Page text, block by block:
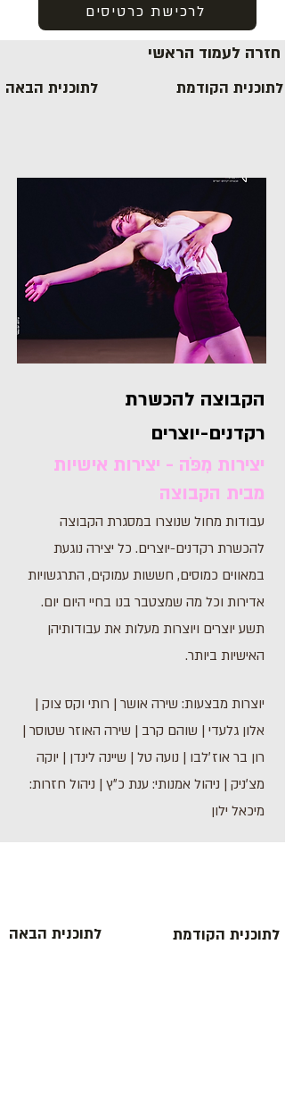
לרכישת כרטיסים
חזרה לעמוד הראשי
לתוכנית הבאה לתוכנית הקודמת
הקבוצה להכשרת
רקדנים-יוצרים
יצירות מִפֹּה - יצירות אישיות
מבית הקבוצה
עבודות מחול שנוצרו במסגרת הקבוצה
להכשרת רקדנים-יוצרים. כל יצירה נוגעת
במאווים כמוסים, חששות עמוקים, התרגשויות
אדירות וכל מה שמצטבר בנו בחיי היום יום.
תשע יוצרים ויוצרות מעלות את עבודותיהן
האישיות ביותר.
יוצרות מבצעות: שירה אושר | רותי וקס צוק |
אלון גלעדי | שוהם קרב | שירה האוזר שטוסר |
רון בר אוז׳לבו | נועה טל | שיינה לינדן | יוקה
מצ׳ניק | ניהול אמנותי: ענת כ״ץ | ניהול חזרות:
מיכאל ילון
לתוכנית הבאה לתוכנית הקודמת